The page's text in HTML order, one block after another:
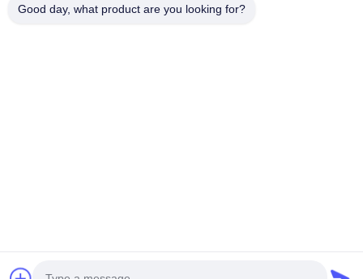
Kontrol Kualitas
© 2026 Tianjin Mikim Technique Co., Ltd.. All Rights Reserved.
Good day, what product are you looking for?